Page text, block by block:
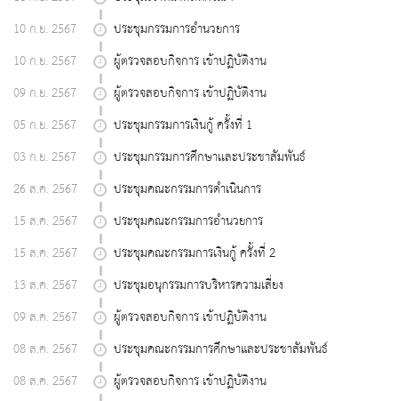
10 ก.ย. 2567
ประชุมกรรมการอำนวยการ
10 ก.ย. 2567
ผู้ตรวจสอบกิจการ เข้าปฏิบัติงาน
09 ก.ย. 2567
ผู้ตรวจสอบกิจการ เข้าปฏิบัติงาน
05 ก.ย. 2567
ประชุมกรรมการเงินกู้ ครั้งที่ 1
03 ก.ย. 2567
ประชุมกรรมการศึกษาเเละประชาสัมพันธ์
26 ส.ค. 2567
ประชุมคณะกรรมการดำเนินการ
15 ส.ค. 2567
ประชุมคณะกรรมการอำนวยการ
15 ส.ค. 2567
ประชุมคณะกรรมการเงินกู้ ครั้งที่ 2
13 ส.ค. 2567
ประชุมอนุกรรมการบริหารความเสี่ยง
09 ส.ค. 2567
ผู้ตรวจสอบกิจการ เข้าปฏิบัติงาน
08 ส.ค. 2567
ประชุมคณะกรรมการศึกษาและประชาสัมพันธ์
08 ส.ค. 2567
ผู้ตรวจสอบกิจการ เข้าปฏิบัติงาน